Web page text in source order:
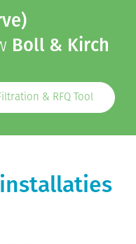
Boll & Kirch
& RFQ Tool